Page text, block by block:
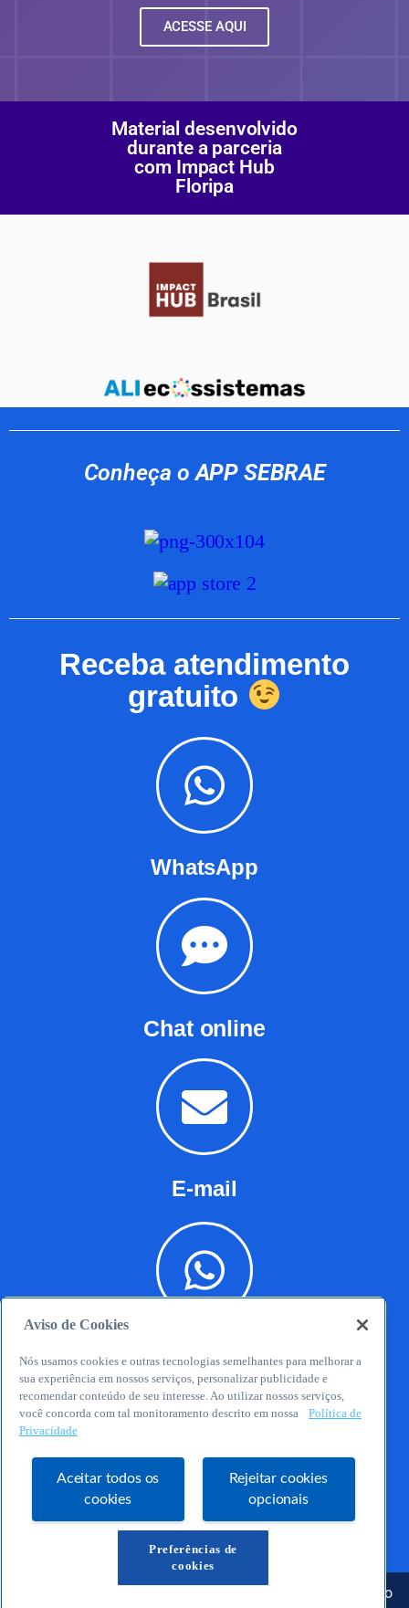
ACESSE AQUI
Material desenvolvido
durante a parceria
com Impact Hub
Floripa
Conheça oAPP SEBRAE
Receba atendimento
gratuito
WhatsApp
Chat online
E-mail
WhatsApp
E-mail
Serviço de Apoio às Micro e Pequenas Empresas do Estado
Aviso de Cookies
Nós usamos cookies e outras tecnologias semelhantes para melhorar a
sua experiência em nossos serviços, personalizar publicidade e
recomendar conteúdo de seu interesse. Ao utilizar nossos serviços,
você concorda com tal monitoramento descrito em nossa
Política de
Privacidade
Aceitar todos os
cookies
Rejeitar cookies
opcionais
Preferências de
cookies